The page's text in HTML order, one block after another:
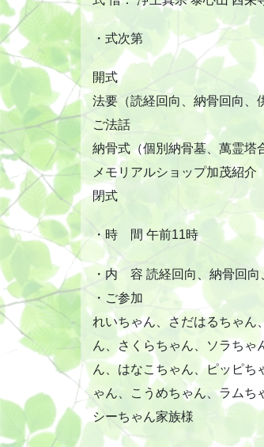
・式次第
開式
法要（読経回向、納骨回向、
ご法話
納骨式（個別納骨墓、萬霊塔
メモリアルショップ加茂紹介
閉式
・時 間 午前11時
・内 容 読経回向、納骨回向
・ご参加
れいちゃん、さだはるちゃん
ん、さくらちゃん、ソラちゃ
ん、はなこちゃん、ピッピち
ゃん、こうめちゃん、ラムち
シーちゃん家族様